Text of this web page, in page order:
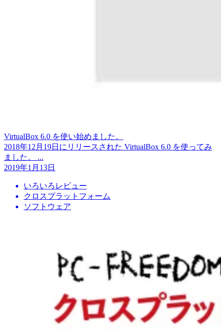
VirtualBox 6.0 を使い始めました。
2018年12月19日にリリースされた VirtualBox 6.0 を使ってみ
ました。 ...
2019年1月13日
いろいろレビュー
クロスプラットフォーム
ソフトウェア